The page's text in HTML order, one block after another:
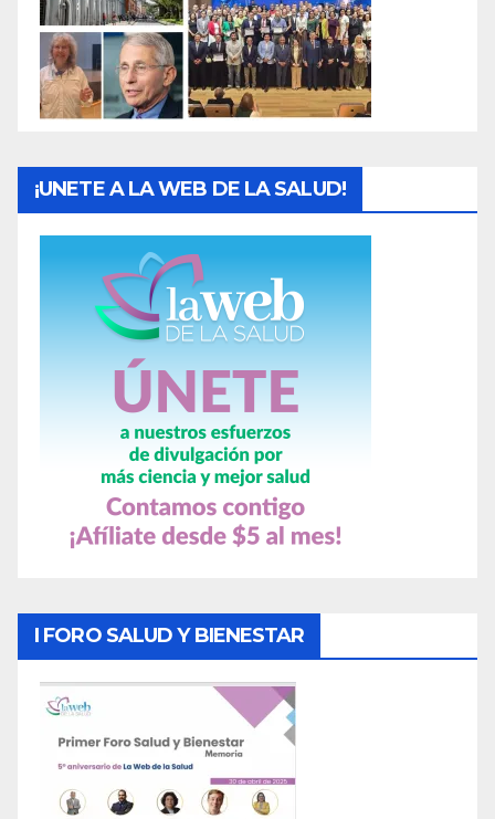
¡UNETE A LA WEB DE LA SALUD!
I FORO SALUD Y BIENESTAR